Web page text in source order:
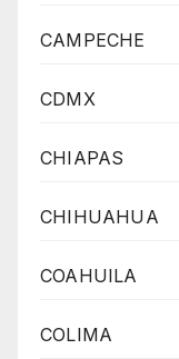
CAMPECHE
CDMX
CHIAPAS
CHIHUAHUA
COAHUILA
COLIMA